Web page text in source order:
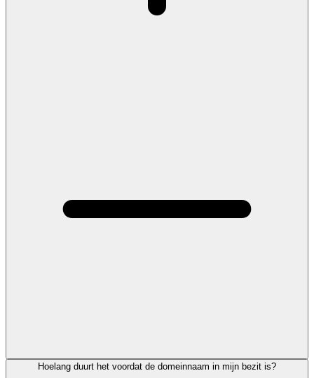
Hoelang duurt het voordat de domeinnaam in mijn bezit is?